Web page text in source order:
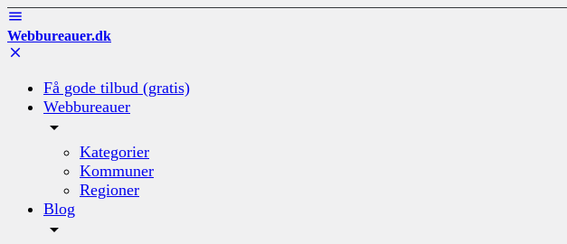
Webbureauer.dk
Få gode tilbud (gratis)
Webbureauer
Kategorier
Kommuner
Regioner
Blog